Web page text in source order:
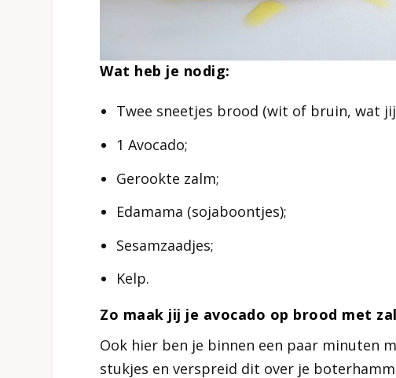
Wat heb je nodig:
Twee sneetjes brood (wit of bruin, wat
1 Avocado;
Gerookte zalm;
Edamama (sojaboontjes);
Sesamzaadjes;
Kelp.
Zo maak jij je avocado op brood met
Ook hier ben je binnen een paar minuten
stukjes en verspreid dit over je